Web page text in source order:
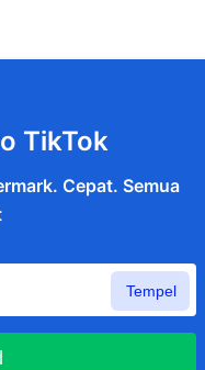
TikTok
Cepat. Semua
Tempel